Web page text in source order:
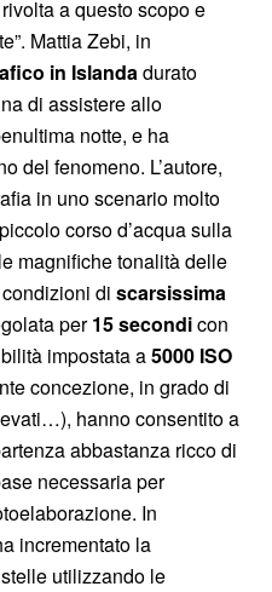
a questo scopo e
Mattia Zebi, in
in Islandadurato
di assistere allo
notte, e ha
del fenomeno. L’autore,
in uno scenario molto
corso d’acqua sulla
magnifiche tonalità delle
di scarsissima
per15 secondicon
impostata a5000 ISO
concezione, in grado di
hanno consentito a
abbastanza ricco di
necessaria per
In
incrementato la
utilizzando le